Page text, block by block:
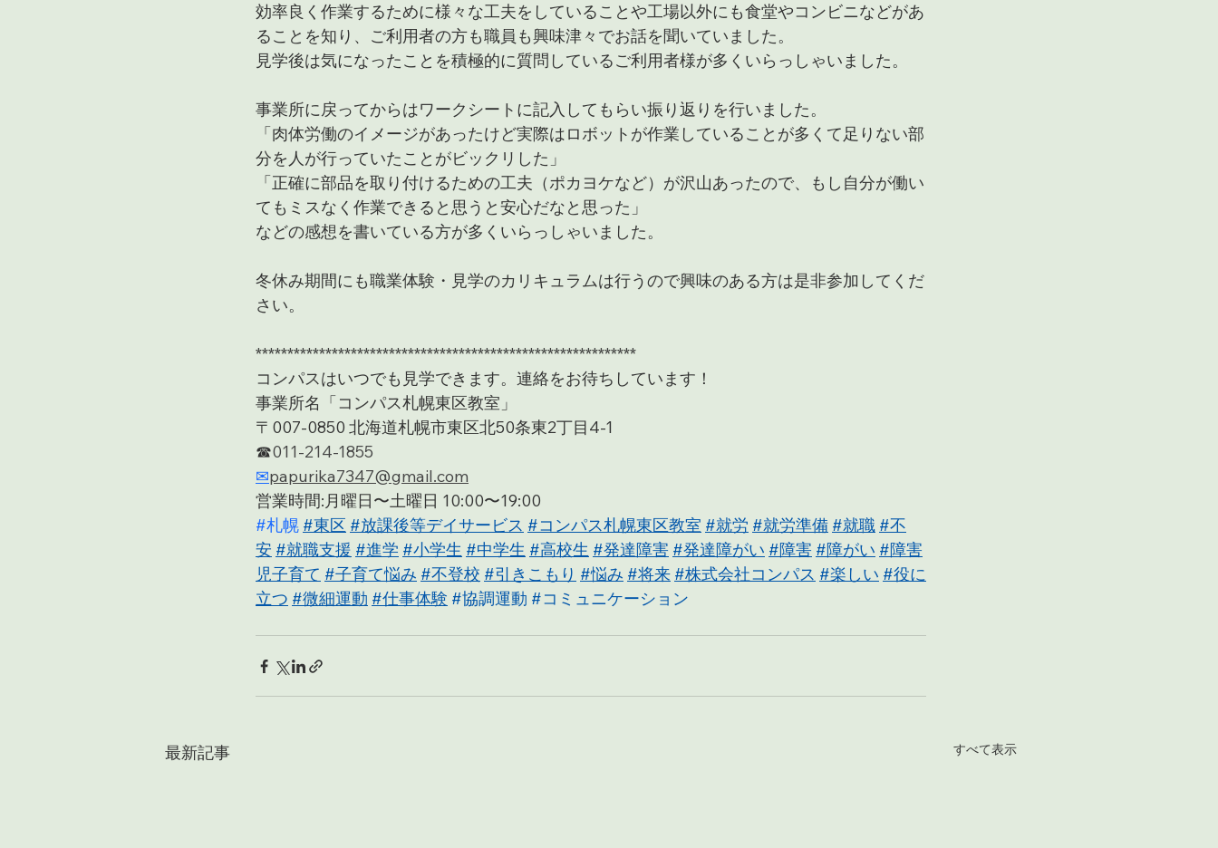
効率良く作業するために様々な工夫をしていることや工場以外にも食堂やコンビニなどがあ
ることを知り、ご利用者の方も職員も興味津々でお話を聞いていました。
見学後は気になったことを積極的に質問しているご利用者様が多くいらっしゃいました。
事業所に戻ってからはワークシートに記入してもらい振り返りを行いました。
「肉体労働のイメージがあったけど実際はロボットが作業していることが多くて足りない部
分を人が行っていたことがビックリした」
「正確に部品を取り付けるための工夫（ポカヨケなど）が沢山あったので、もし自分が働い
てもミスなく作業できると思うと安心だなと思った」
などの感想を書いている方が多くいらっしゃいました。
冬休み期間にも職業体験・見学のカリキュラムは行うので興味のある方は是非参加してくだ
さい。
************************************************************
コンパスはいつでも見学できます。連絡をお待ちしています！
事業所名「コンパス札幌東区教室」
〒007-0850 北海道札幌市東区北50条東2丁目4-1
☎︎011-214-1855
✉︎papurika7347@gmail.com
営業時間:月曜日〜土曜日 10:00〜19:00
#札幌 #東区 #放課後等デイサービス #コンパス札幌東区教室 #就労 #就労準備 #就職 #不
安 #就職支援 #進学 #小学生 #中学生 #高校生 #発達障害 #発達障がい #障害 #障がい #障害
児子育て #子育て悩み #不登校 #引きこもり #悩み #将来 #株式会社コンパス #楽しい #役に
立つ #微細運動 #仕事体験 #協調運動 #コミュニケーション
最新記事 すべて表示